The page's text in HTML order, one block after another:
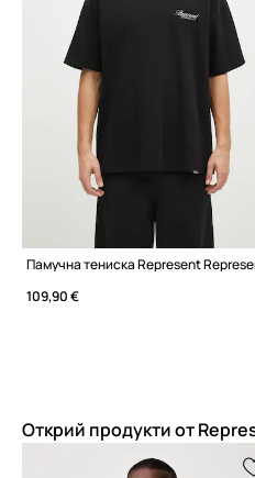
109,90 €
Открий продукти от